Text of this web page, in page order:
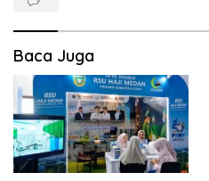
Baca Juga